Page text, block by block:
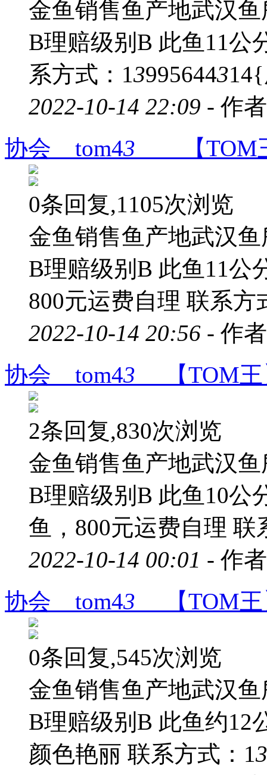
金鱼销售鱼产地武汉
B理赔级别B 此鱼11公
系方式：139956443
2022-10-14 22:09 - 作
协会 tom43 【TOM
0条回复,1105次浏览
金鱼销售鱼产地武汉
B理赔级别B 此鱼11公
800元运费自理 联系方
2022-10-14 20:56 - 作
协会 tom43 【TOM王
2条回复,830次浏览
金鱼销售鱼产地武汉
B理赔级别B 此鱼10公
鱼，800元运费自理 联
2022-10-14 00:01 - 作
协会 tom43 【TOM王
0条回复,545次浏览
金鱼销售鱼产地武汉
B理赔级别B 此鱼约12
颜色艳丽 联系方式：13